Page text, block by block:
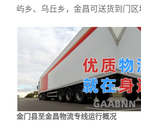
屿乡、乌丘乡，金昌可送货到门区
金门县至金昌物流专线运行概况